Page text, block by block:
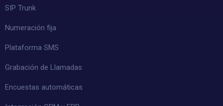
SIP Trunk
Numeración fija
Plataforma SMS
Grabación de Llamadas
Encuestas automáticas